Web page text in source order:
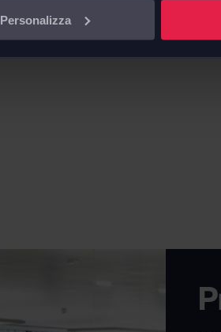
Personalizza